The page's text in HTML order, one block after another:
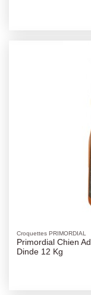
Croquettes PRIMORDIAL
Primordial Chien
Dinde 12 Kg